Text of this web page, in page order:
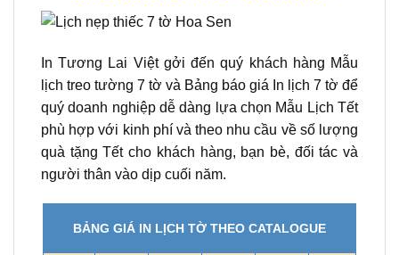
In Tương Lai Việt gởi đến quý khách hàng Mẫu
lịch treo tường 7 tờ và Bảng báo giá In lịch 7 tờ để
quý doanh nghiệp dễ dàng lựa chọn Mẫu Lịch Tết
phù hợp với kinh phí và theo nhu cầu về số lượng
quà tặng Tết cho khách hàng, bạn bè, đối tác và
người thân vào dịp cuối năm.
BẢNG GIÁ IN LỊCH TỜ THEO CATALOGUE